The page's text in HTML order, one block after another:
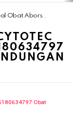
Cytotec Bandung Barat 085180634797 Obat Penggugur Kandungan Bandung Barat
Obat